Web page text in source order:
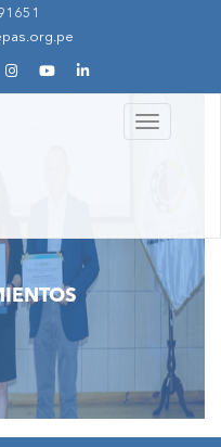
Toggle
navigation